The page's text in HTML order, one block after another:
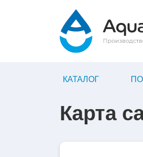
КАТАЛОГ
Карта